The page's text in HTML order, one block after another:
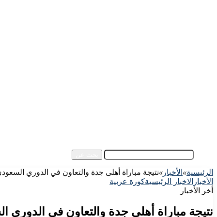
الرئيسية» الأخبار »نتيجة مباراة أهلى جدة والتعاون في الدوري
الأخبار الاخبار الرئيسيةكورة عربية
أخر الأخبار
نتيجة مباراة أهلى جدة والتعاون في الدوري